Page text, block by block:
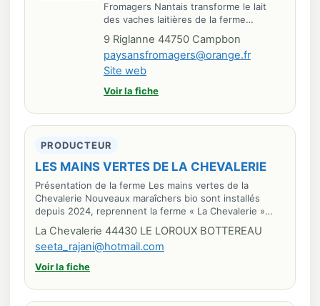
Fromagers Nantais transforme le lait
des vaches laitières de la ferme…
9 Riglanne 44750 Campbon
paysansfromagers@orange.fr
Site web
Voir la fiche
PRODUCTEUR
LES MAINS VERTES DE LA CHEVALERIE
Présentation de la ferme Les mains vertes de la
Chevalerie Nouveaux maraîchers bio sont installés
depuis 2024, reprennent la ferme « La Chevalerie »…
La Chevalerie 44430 LE LOROUX BOTTEREAU
seeta_rajani@hotmail.com
Voir la fiche